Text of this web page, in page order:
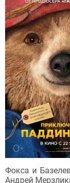
Фокса и
Андрей